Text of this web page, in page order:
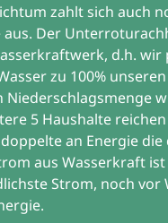
zahlt sich auch
aus. Der
d.h.
zu 100%
Niederschlagsmenge
5 Haushalte
an Energie
aus Wasserkraft
Strom, noch vor